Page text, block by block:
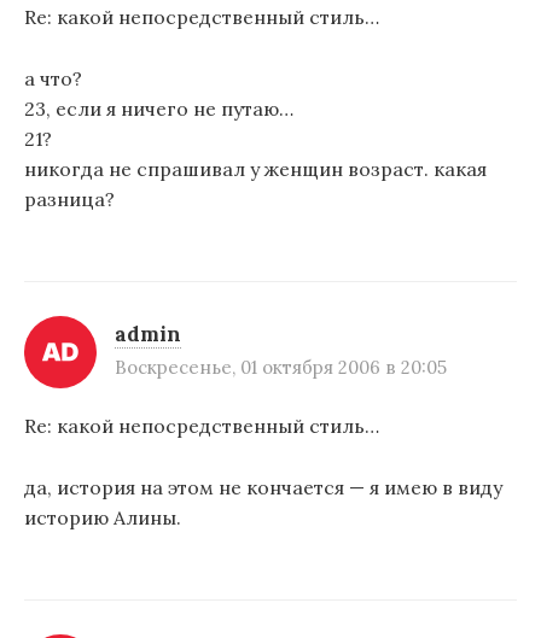
я
Re: какой непосредственный стиль…
а что?
23, если я ничего не путаю…
21?
никогда не спрашивал у женщин возраст. какая
разница?
admin
Воскресенье, 01 октября 2006 в 20:05
Re: какой непосредственный стиль…
да, история на этом не кончается — я имею в виду
историю Алины.